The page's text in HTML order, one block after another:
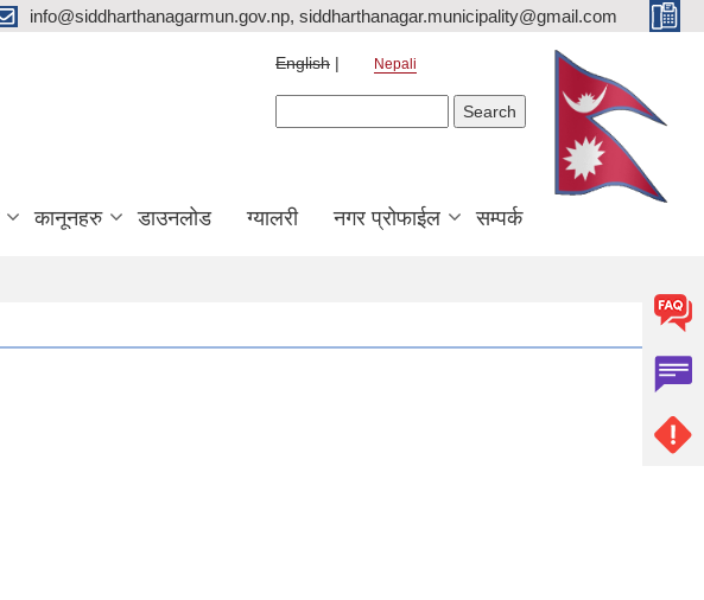
info@siddharthanagarmun.gov.np, siddharthanagar.municipality@gmail.com
English Nepali
कानूनहरु डाउनलोड ग्यालरी नगर प्रोफाईल सम्पर्क